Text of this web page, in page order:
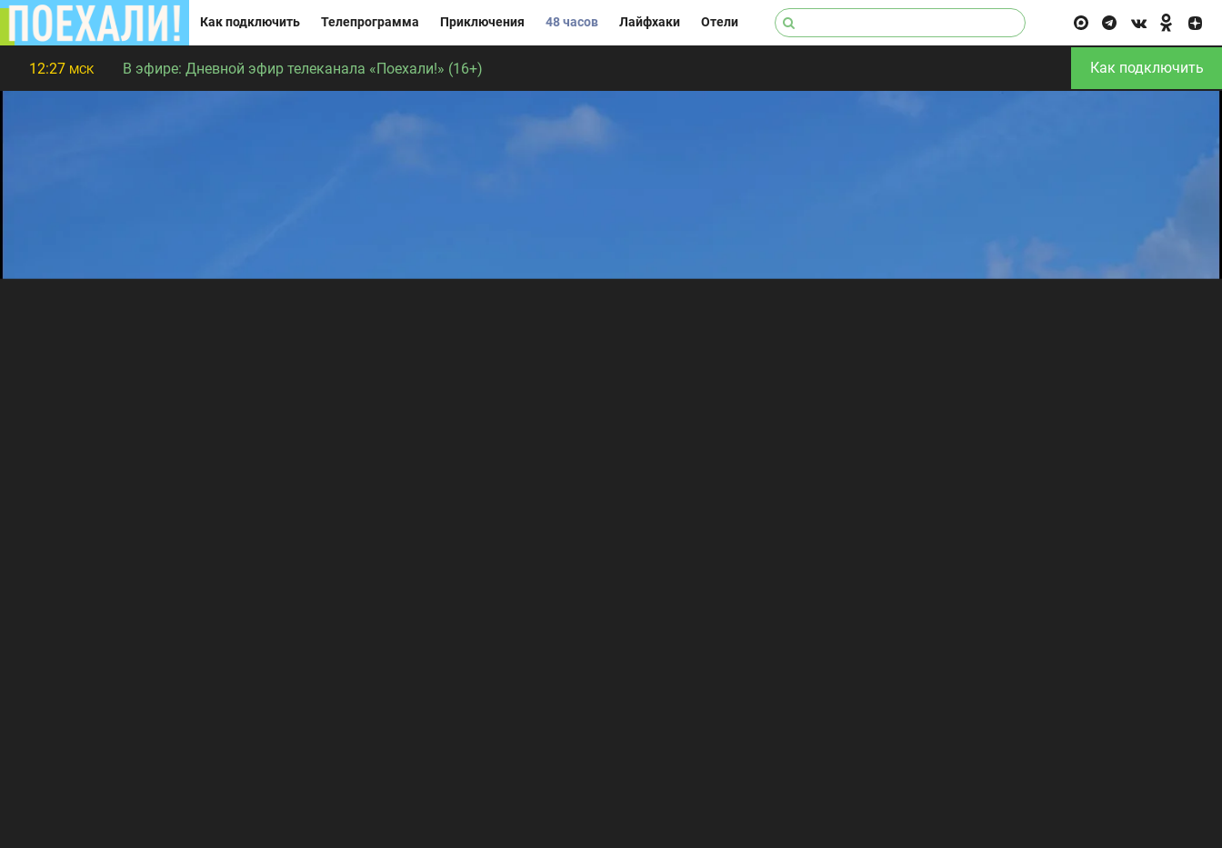
Как подключить Телепрограмма Приключения 48 часов Лайфхаки Отели
12:27 МСК В эфире: Дневной эфир телеканала «Поехали!» (16+) Как подключить